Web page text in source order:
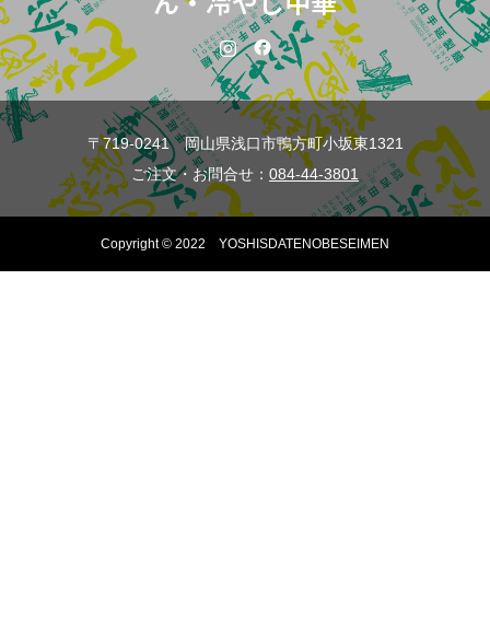
〒719-0241 岡山県浅口市鴨方町小坂東1321
ご注文・お問合せ： 084-44-3801
Copyright © 2022 YOSHISDATENOBESEIMEN